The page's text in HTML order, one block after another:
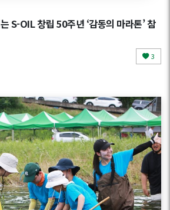
S-OIL 창립 50주년 ‘감동의 마라톤’ 참
3